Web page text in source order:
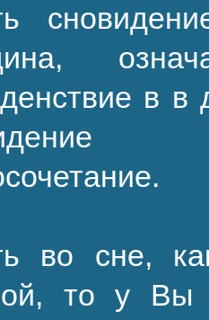
в
во сне,
то у Вы